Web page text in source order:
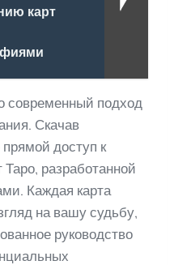
карт
современный подход
Скачав
доступ к
Таро, разработанной
Каждая карта
на вашу судьбу,
руководство